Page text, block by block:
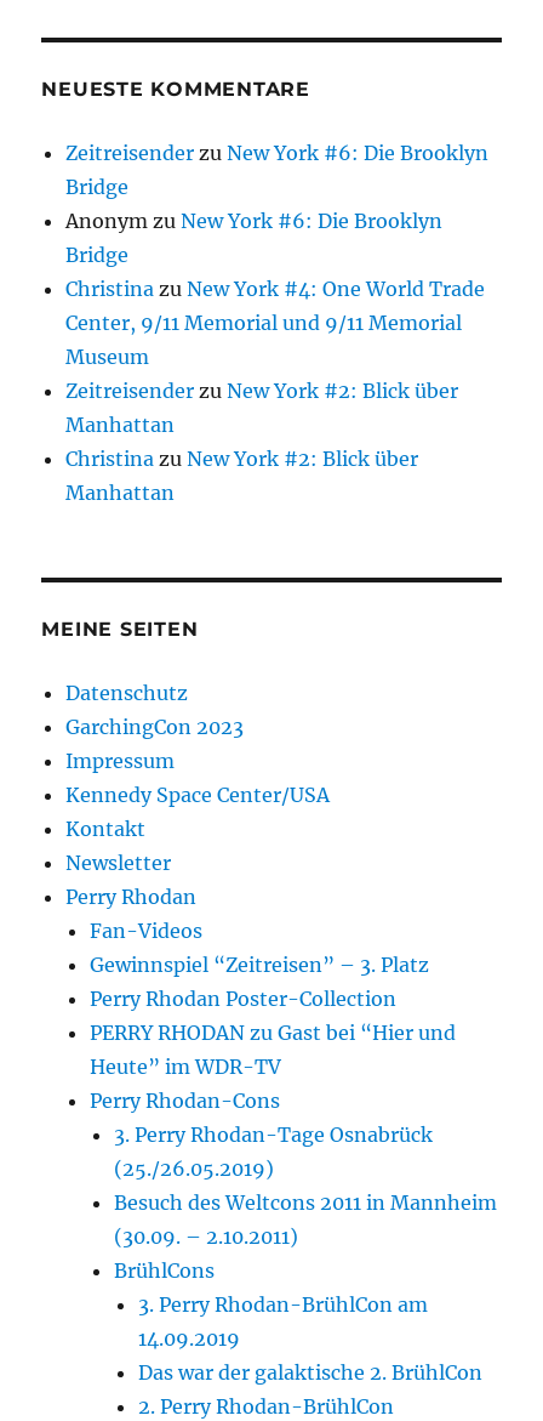
NEUESTE KOMMENTARE
Zeitreisender zuNew York #6: Die Brooklyn
Bridge
Anonym zuNew York #6: Die Brooklyn
Bridge
Christina zuNew York #4: One World Trade
Center, 9/11 Memorial und 9/11 Memorial
Museum
Zeitreisender zuNew York #2: Blick über
Manhattan
Christina zuNew York #2: Blick über
Manhattan
MEINE SEITEN
Datenschutz
GarchingCon 2023
Impressum
Kennedy Space Center/USA
Kontakt
Newsletter
Perry Rhodan
Fan-Videos
Gewinnspiel “Zeitreisen” – 3. Platz
Perry Rhodan Poster-Collection
PERRY RHODAN zu Gast bei “Hier und
Heute” im WDR-TV
Perry Rhodan-Cons
3. Perry Rhodan-Tage Osnabrück
(25./26.05.2019)
Besuch des Weltcons 2011 in Mannheim
(30.09. – 2.10.2011)
BrühlCons
3. Perry Rhodan-BrühlCon am
14.09.2019
Das war der galaktische 2. BrühlCon
2. Perry Rhodan-BrühlCon